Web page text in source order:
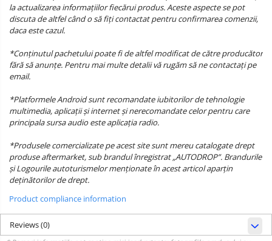
la actualizarea informațiilor fiecărui produs. Aceste aspecte se pot
discuta de altfel când o să fiți contactat pentru confirmarea comenzii,
daca este cazul.
*Conținutul pachetului poate fi de altfel modificat de către producător
fără să anunțe. Pentru mai multe detalii vă rugăm să ne contactați pe
email.
*Platformele Android sunt recomandate iubitorilor de tehnologie
multimedia, aplicații și internet și nerecomandate celor pentru care
principala sursa audio este aplicația radio.
*Produsele comercializate pe acest site sunt mereu catalogate drept
produse aftermarket, sub brandul înregistrat „AUTODROP”. Brandurile
și Logourile autoturismelor menționate în acest articol aparțin
deținătorilor de drept.
Product compliance information
Reviews(0)